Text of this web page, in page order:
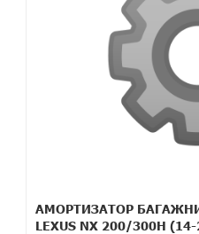
АМОРТИЗАТОР
LEXUS NX 200/300H